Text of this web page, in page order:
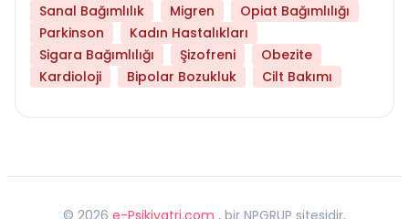
Sanal Bağımlılık
Migren
Opiat Bağımlılığı
Parkinson
Kadın Hastalıkları
Sigara Bağımlılığı
Şizofreni
Obezite
Kardioloji
Bipolar Bozukluk Cilt Bakımı
© 2026 e-Psikiyatri.com , bir NPGRUP sitesidir,